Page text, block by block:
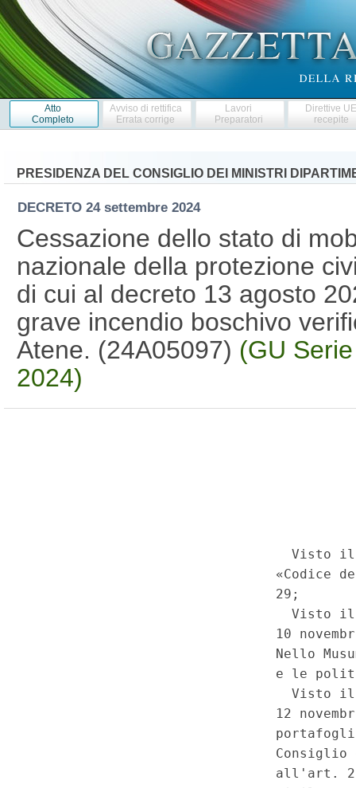
Atto
Completo
Avviso di rettifica
Errata corrige
Lavori
Preparatori
Direttive
recepite
PRESIDENZA DEL CONSIGLIO DEI MINISTRI
DECRETO 24 settembre 2024
Cessazione dello stato di
nazionale della protezione
di cui al decreto 13 agosto
grave incendio boschivo
Atene. (24A05097) (GU
2024)